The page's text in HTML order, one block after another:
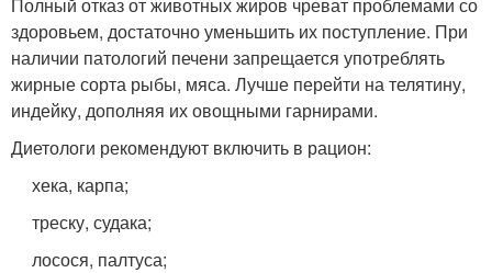
здоровьем, достаточно уменьшить их поступление. При
наличии патологий печени запрещается употреблять
жирные сорта рыбы, мяса. Лучше перейти на телятину,
индейку, дополняя их овощными гарнирами.
Диетологи рекомендуют включить в рацион:
хека, карпа;
треску, судака;
лосося, палтуса;